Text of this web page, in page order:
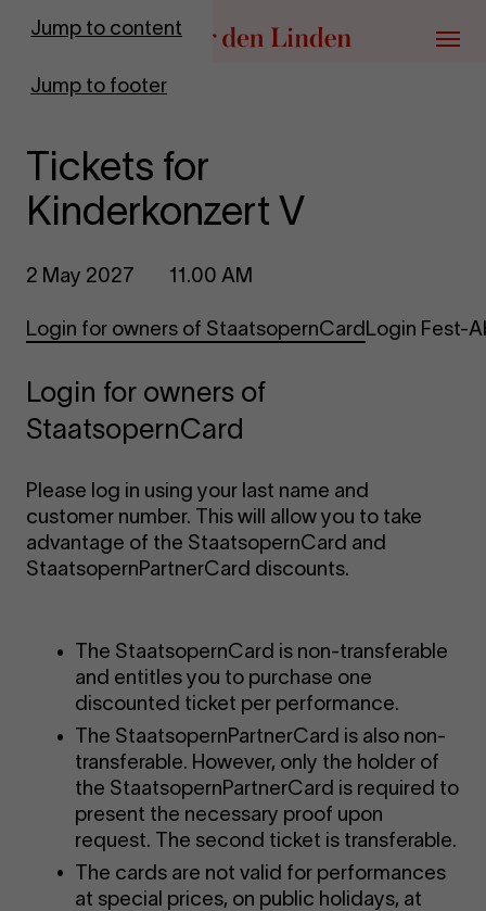
Jump to content
Jump to footer
Go to homepage
Menu
Tickets for
Kinderkonzert V
2 May 2027 11.00 AM
Login for owners of StaatsopernCardLogin Fest-
Login for owners of
StaatsopernCard
Please log in using your last name and
customer number. This will allow you to take
advantage of the StaatsopernCard and
StaatsopernPartnerCard discounts.
The StaatsopernCard is non-transferable
and entitles you to purchase one
discounted ticket per performance.
The StaatsopernPartnerCard is also non-
transferable. However, only the holder of
the StaatsopernPartnerCard is required to
present the necessary proof upon
request. The second ticket is transferable.
The cards are not valid for performances
at special prices, on public holidays, at